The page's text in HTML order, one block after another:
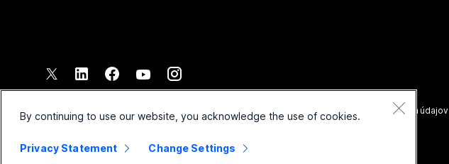
Zmluvné podmienky
Vyhlásenie o ochrane osobných údajov
By continuing to use our website, you acknowledge the use of cookies.
Privacy Statement Change Settings